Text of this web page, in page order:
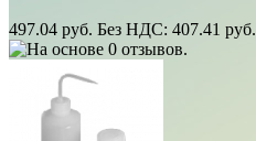
497.04 руб. Без НДС: 407.41 руб.